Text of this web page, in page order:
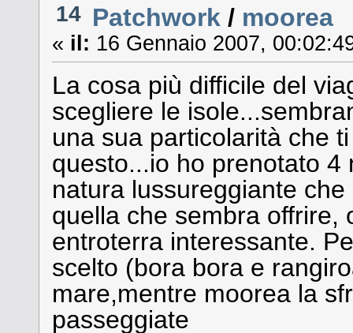
14 Patchwork / moorea
« il: 16 Gennaio 2007,
La cosa più difficile del
scegliere le
una sua particolarità che
questo...io ho prenotato
natura lussureggiante
quella che sembra offrire,
entroterra interessante.
scelto (bora bora e
mare,mentre moorea la
passeggiate